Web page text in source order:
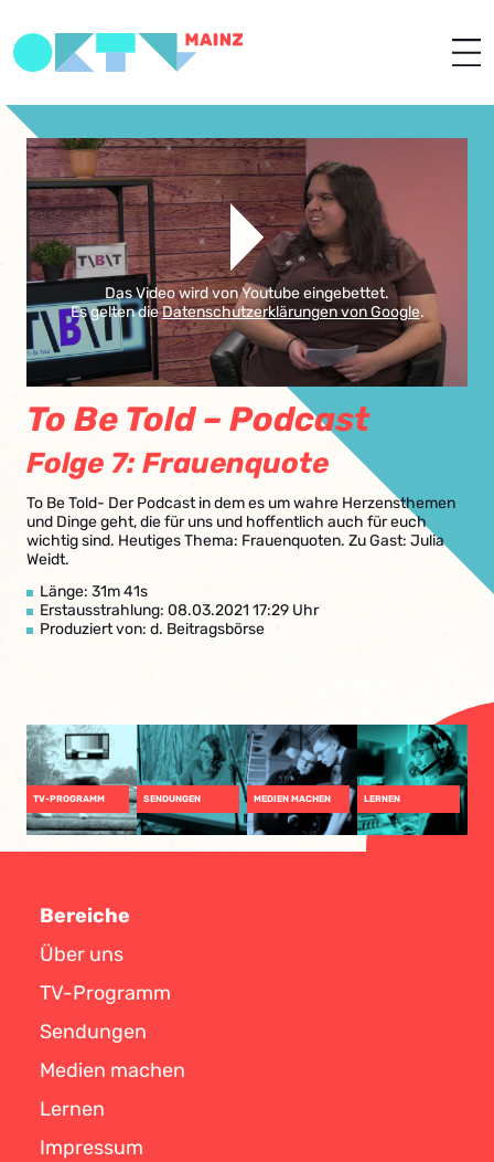
Das Video wird von Youtube eingebettet.
Es gelten dieDatenschutzerklärungen von Google.
To Be Told – Podcast
Folge 7: Frauenquote
To Be Told- Der Podcast in dem es um wahre Herzensthemen
und Dinge geht, die für uns und hoffentlich auch für euch
wichtig sind. Heutiges Thema: Frauenquoten. Zu Gast: Julia
Weidt.
Länge: 31m 41s
Erstausstrahlung: 08.03.2021 17:29 Uhr
Produziert von: d. Beitragsbörse
TV-PROGRAMM SENDUNGEN MEDIEN MACHEN LERNEN
Bereiche
Über uns
TV-Programm
Sendungen
Medien machen
Lernen
Impressum